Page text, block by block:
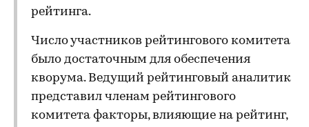
рейтинга.
Число участников рейтингового комитета
было достаточным для обеспечения
кворума. Ведущий рейтинговый аналитик
представил членам рейтингового
комитета факторы, влияющие на рейтинг,